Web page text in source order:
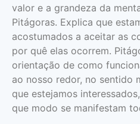
valor e a grandeza da
Pitágoras. Explica que
acostumados a aceitar as
por quê elas ocorrem.
orientação de como
ao nosso redor, no sentido
que estejamos
que modo se manifestam